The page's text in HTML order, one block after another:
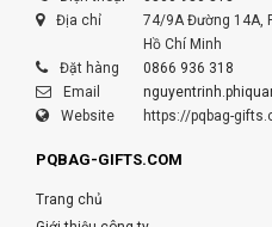
Địa chỉ
74/9A Đường 14A,
Hồ Chí Minh
Đặt hàng
0866 936 318
Email
Website
https://pqbag-
PQBAG-GIFTS.COM
Trang chủ